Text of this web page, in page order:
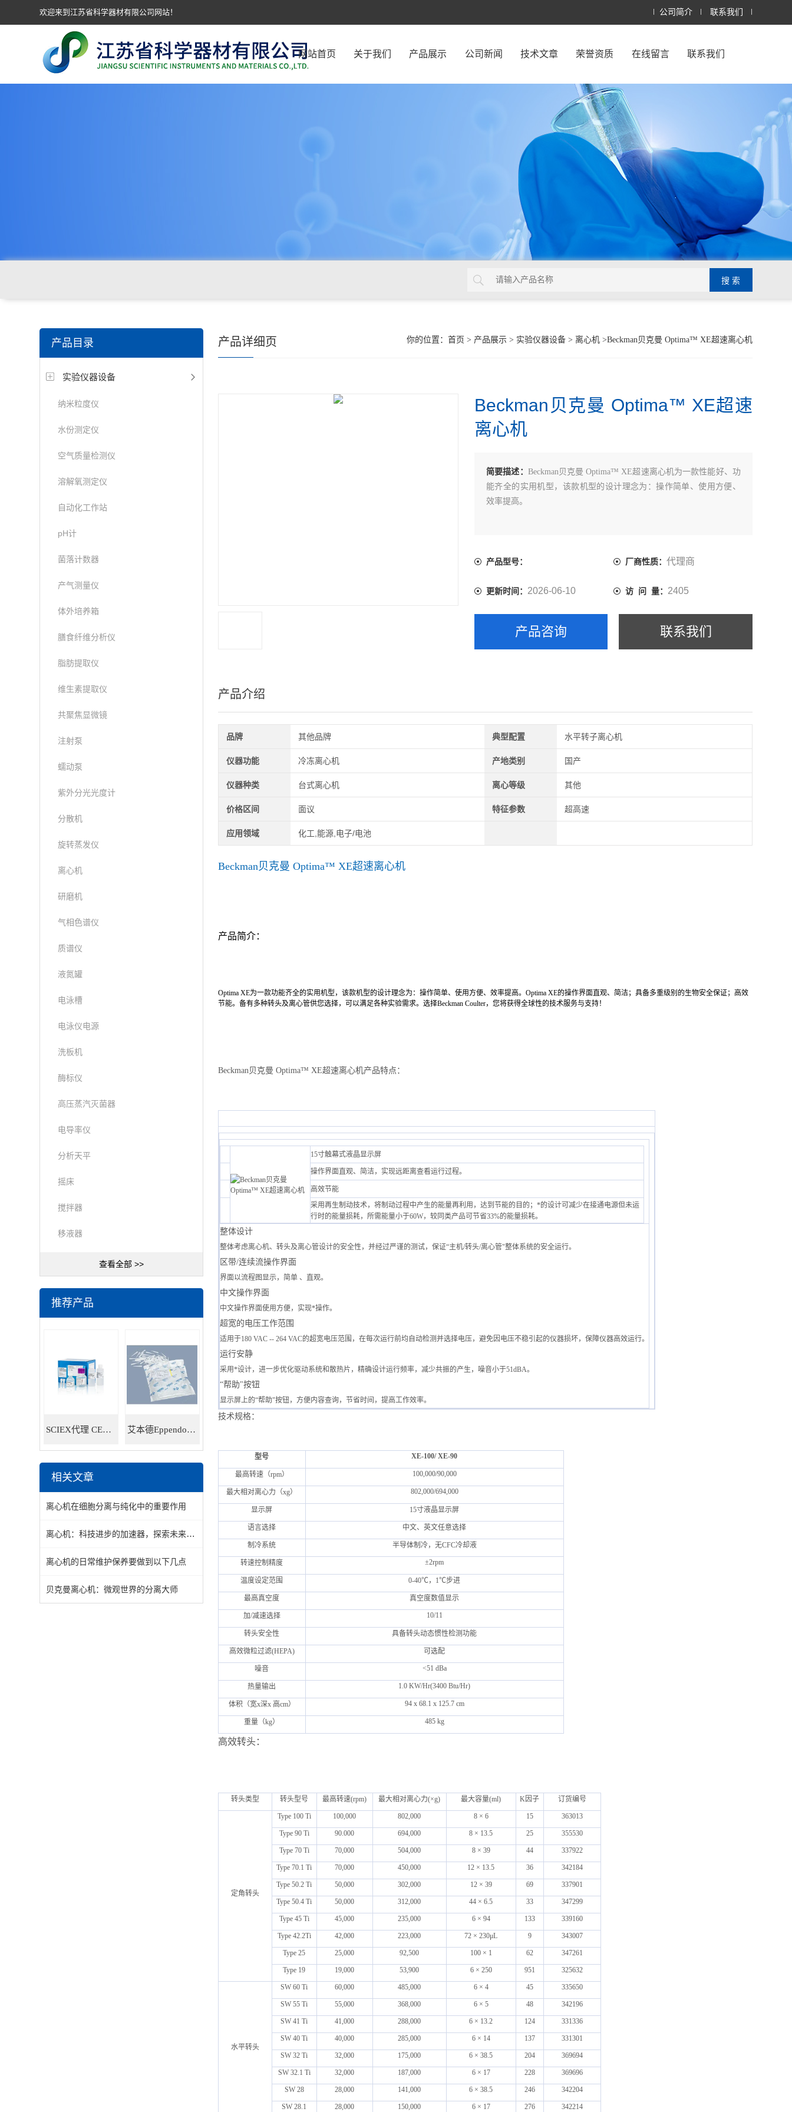
欢迎来到江苏省科学器材有限公司网站！ 公司简介 联系我们
网站首页 关于我们 产品展示 公司新闻 技术文章 荣誉资质 在线留言 联系我们
你的位置： 首页 > 产品展示> 实验仪器设备> 离心机>Beckman贝克曼 Optima™ XE超速离心机
产品详细页
Beckman贝克曼 Optima™ XE超速
离心机
简要描述： Beckman贝克曼 Optima™ XE超速离心机为一款性能好、功
能齐全的实用机型，该款机型的设计理念为：操作简单、使用方便、
效率提高。
产品型号： 厂商性质： 代理商
更新时间： 2026-06-10 访 问 量： 2405
产品咨询 联系我们
产品介绍
品牌 其他品牌 典型配置 水平转子离心机
仪器功能 冷冻离心机 产地类别 国产
仪器种类 台式离心机 离心等级 其他
价格区间 面议 特征参数 超高速
应用领域 化工,能源,电子/电池
Beckman贝克曼 Optima™ XE超速离心机
产品简介：
Optima XE为一款功能齐全的实用机型，该款机型的设计理念为：操作简单、使用方便、效率提高。Optima XE的操作界面直观、简洁；具备多重级别的生物安全保证；高效
节能。备有多种转头及离心管供您选择，可以满足各种实验需求。选择Beckman Coulter，您将获得全球性的技术服务与支持！
Beckman贝克曼 Optima™ XE超速离心机产品特点：
15寸触幕式液晶显示屏
操作界面直观、简洁，实现远距离查看运行过程。
高效节能
采用再生制动技术，将制动过程中产生的能量再利用，达到节能的目的；*的设计可减少在接通电源但未运
行时的能量损耗，所需能量小于60W，较同类产品可节省33%的能量损耗。
整体设计
整体考虑离心机、转头及离心管设计的安全性，并经过严谨的测试，保证“主机/转头/离心管"整体系统的安全运行。
区带/连续流操作界面
界面以流程图显示，简单 、直观。
中文操作界面
中文操作界面使用方便，实现*操作。
超宽的电压工作范围
适用于180 VAC -- 264 VAC的超宽电压范围，在每次运行前均自动检测并选择电压，避免因电压不稳引起的仪器损坏，保障仪器高效运行。
运行安静
采用*设计，进一步优化驱动系统和散热片，精确设计运行频率，减少共振的产生，噪音小于51dBA。
“帮助"按钮
显示屏上的“帮助"按钮，方便内容查询，节省时间，提高工作效率。
技术规格：
型号 XE-100/ XE-90
最高转速（rpm） 100,000/90,000
最大相对离心力（xg） 802,000/694,000
显示屏 15寸液晶显示屏
语言选择 中文、英文任意选择
制冷系统 半导体制冷，无CFC冷却液
转速控制精度 ±2rpm
温度设定范围 0-40℃，1℃步进
最高真空度 真空度数值显示
加/减速选择 10/11
转头安全性 具备转头动态惯性检测功能
高效微粒过滤(HEPA) 可选配
噪音 <51 dBa
热量输出 1.0 KW/Hr(3400 Btu/Hr)
体积（宽x深x 高cm） 94 x 68.1 x 125.7 cm
重量（kg） 485 kg
高效转头：
转头类型 转头型号 最高转速(rpm) 最大相对离心力(×g) 最大容量(ml) K因子 订货编号
定角转头
Type 100 Ti 100,000 802,000 8 × 6 15 363013
Type 90 Ti 90.000 694,000 8 × 13.5 25 355530
Type 70 Ti 70,000 504,000 8 × 39 44 337922
Type 70.1 Ti 70,000 450,000 12 × 13.5 36 342184
Type 50.2 Ti 50,000 302,000 12 × 39 69 337901
Type 50.4 Ti 50,000 312,000 44 × 6.5 33 347299
Type 45 Ti 45,000 235,000 6 × 94 133 339160
Type 42.2Ti 42,000 223,000 72 × 230μL 9 343007
Type 25 25,000 92,500 100 × 1 62 347261
Type 19 19,000 53,900 6 × 250 951 325632
水平转头
SW 60 Ti 60,000 485,000 6 × 4 45 335650
SW 55 Ti 55,000 368,000 6 × 5 48 342196
SW 41 Ti 41,000 288,000 6 × 13.2 124 331336
SW 40 Ti 40,000 285,000 6 × 14 137 331301
SW 32 Ti 32,000 175,000 6 × 38.5 204 369694
SW 32.1 Ti 32,000 187,000 6 × 17 228 369696
SW 28 28,000 141,000 6 × 38.5 246 342204
SW 28.1 28,000 150,000 6 × 17 276 342214
产品目录
实验仪器设备
纳米粒度仪
水份测定仪
空气质量检测仪
溶解氧测定仪
自动化工作站
pH计
菌落计数器
产气测量仪
体外培养箱
膳食纤维分析仪
脂肪提取仪
维生素提取仪
共聚焦显微镜
注射泵
蠕动泵
紫外分光光度计
分散机
旋转蒸发仪
离心机
研磨机
气相色谱仪
质谱仪
液氮罐
电泳槽
电泳仪电源
洗板机
酶标仪
高压蒸汽灭菌器
电导率仪
分析天平
摇床
搅拌器
移液器
查看全部 >>
推荐产品
SCIEX代理 CE耗材试剂 毛细管电泳试剂耗材 艾本德Eppendorf 5ml移液器吸头 30000978
相关文章
离心机在细胞分离与纯化中的重要作用
离心机：科技进步的加速器，探索未来的力量引擎
离心机的日常维护保养要做到以下几点
贝克曼离心机：微观世界的分离大师